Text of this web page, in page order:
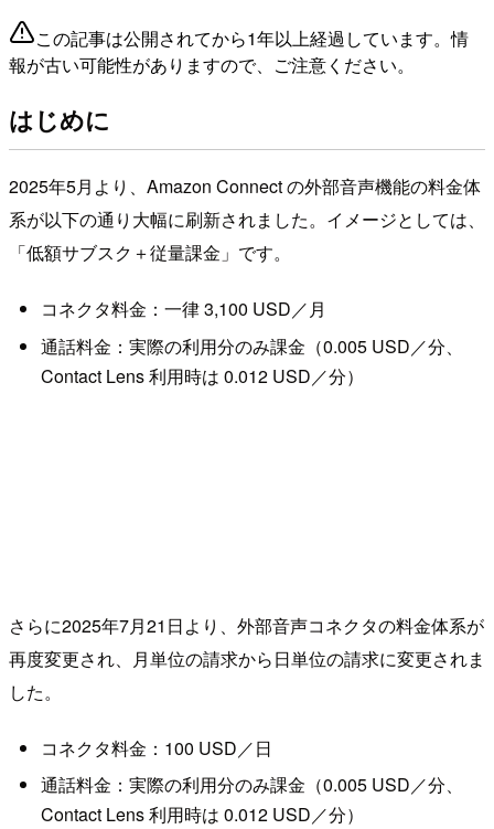
この記事は公開されてから1年以上経過しています。情
報が古い可能性がありますので、ご注意ください。
はじめに
2025年5月より、Amazon Connect の外部音声機能の料金体
系が以下の通り大幅に刷新されました。イメージとしては、
「低額サブスク＋従量課金」です。
コネクタ料金：一律 3,100 USD／月
通話料金：実際の利用分のみ課金（0.005 USD／分、
Contact Lens 利用時は 0.012 USD／分）
さらに2025年7月21日より、外部音声コネクタの料金体系が
再度変更され、月単位の請求から日単位の請求に変更されま
した。
コネクタ料金：100 USD／日
通話料金：実際の利用分のみ課金（0.005 USD／分、
Contact Lens 利用時は 0.012 USD／分）